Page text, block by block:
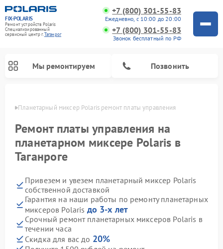
FIX-POLARIS
Ремонт устройств Polaris
Специализированный
cервисный центр г.Таганрог
+7 (800) 301-55-83
Ежедневно, с 10:00 до 20:00
+7 (800) 301-55-83
Звонок бесплатный по РФ
Мы ремонтируем Позвонить
Планетарный миксер Polaris ремонт платы управления
Ремонт платы управления на
планетарном миксере Polaris в
Таганроге
Привезем и увезем планетарный миксер Polaris
собственной доставкой
Гарантия на наши работы по ремонту планетарных
миксеров Polaris до 3-х лет
Срочный ремонт планетарных миксеров Polaris в
течении часа
Скидка для вас до 20%